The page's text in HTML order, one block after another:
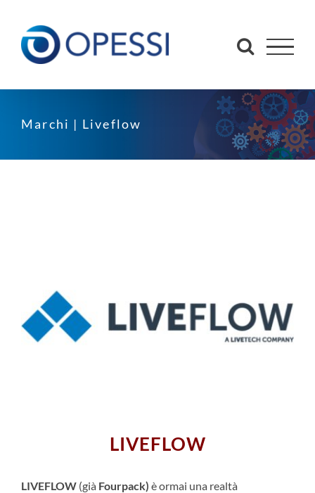
contenuto
Marchi | Liveflow
LIVEFLOW
LIVEFLOW (già Fourpack) è ormai una realtà